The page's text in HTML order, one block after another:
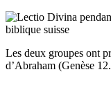
Les deux groupes ont
d’Abraham (Genèse